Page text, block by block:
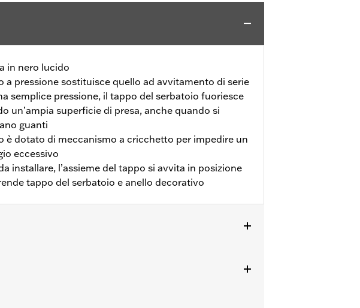
in nero lucido
a pressione sostituisce quello ad avvitamento di serie
semplice pressione, il tappo del serbatoio fuoriesce
un’ampia superficie di presa, anche quando si
guanti
è dotato di meccanismo a cricchetto per impedire un
eccessivo
installare, l’assieme del tappo si avvita in posizione
tappo del serbatoio e anello decorativo